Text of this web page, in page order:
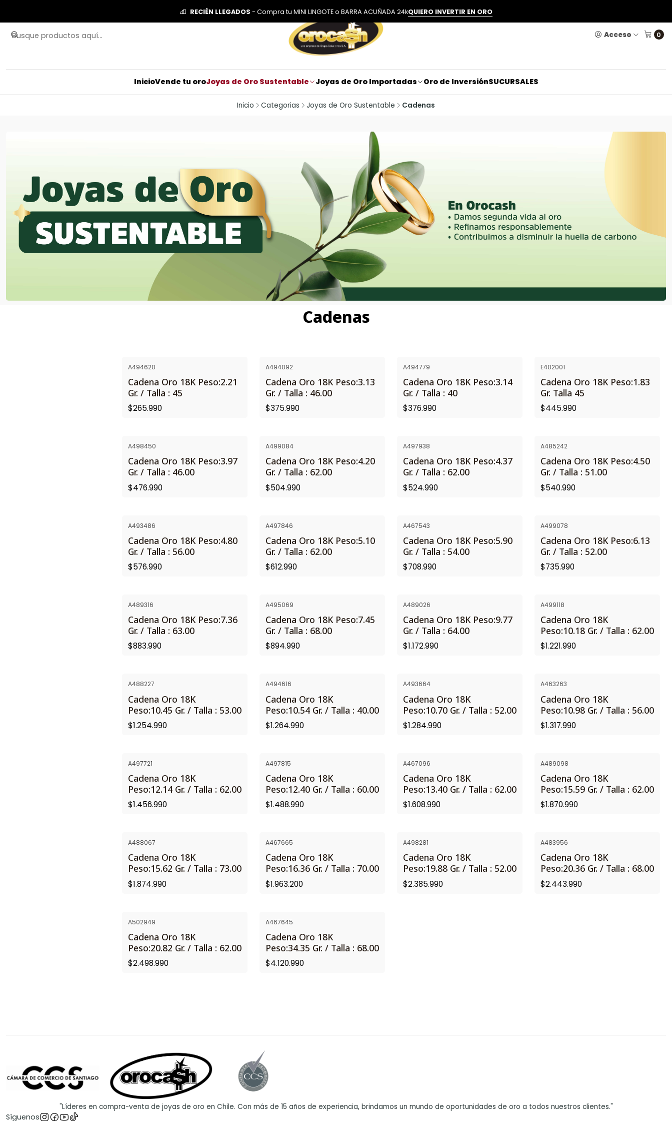
Acceso 0
InicioVende tu oroJoyas de Oro Sustentable Joyas de Oro Importadas Oro de InversiónSUCURSALES
RECIÉN LLEGADOS - Compra tu MINI LINGOTE o BARRA ACUÑADA 24kQUIERO INVERTIR EN ORO
Inicio Categorias Joyas de Oro Sustentable Cadenas
Cadenas
A494620
Cadena Oro 18K Peso:2.21
Gr. / Talla : 45
$265.990
A494092
Cadena Oro 18K Peso:3.13
Gr. / Talla : 46.00
$375.990
A494779
Cadena Oro 18K Peso:3.14
Gr. / Talla : 40
$376.990
E402001
Cadena Oro 18K Peso:1.83
Gr. Talla 45
$445.990
A498450
Cadena Oro 18K Peso:3.97
Gr. / Talla : 46.00
$476.990
A499084
Cadena Oro 18K Peso:4.20
Gr. / Talla : 62.00
$504.990
A497938
Cadena Oro 18K Peso:4.37
Gr. / Talla : 62.00
$524.990
A485242
Cadena Oro 18K Peso:4.50
Gr. / Talla : 51.00
$540.990
A493486
Cadena Oro 18K Peso:4.80
Gr. / Talla : 56.00
$576.990
A497846
Cadena Oro 18K Peso:5.10
Gr. / Talla : 62.00
$612.990
A467543
Cadena Oro 18K Peso:5.90
Gr. / Talla : 54.00
$708.990
A499078
Cadena Oro 18K Peso:6.13
Gr. / Talla : 52.00
$735.990
A489316
Cadena Oro 18K Peso:7.36
Gr. / Talla : 63.00
$883.990
A495069
Cadena Oro 18K Peso:7.45
Gr. / Talla : 68.00
$894.990
A489026
Cadena Oro 18K Peso:9.77
Gr. / Talla : 64.00
$1.172.990
A499118
Cadena Oro 18K
Peso:10.18 Gr. / Talla : 62.00
$1.221.990
A488227
Cadena Oro 18K
Peso:10.45 Gr. / Talla : 53.00
$1.254.990
A494616
Cadena Oro 18K
Peso:10.54 Gr. / Talla : 40.00
$1.264.990
A493664
Cadena Oro 18K
Peso:10.70 Gr. / Talla : 52.00
$1.284.990
A463263
Cadena Oro 18K
Peso:10.98 Gr. / Talla : 56.00
$1.317.990
A497721
Cadena Oro 18K
Peso:12.14 Gr. / Talla : 62.00
$1.456.990
A497815
Cadena Oro 18K
Peso:12.40 Gr. / Talla : 60.00
$1.488.990
A467096
Cadena Oro 18K
Peso:13.40 Gr. / Talla : 62.00
$1.608.990
A489098
Cadena Oro 18K
Peso:15.59 Gr. / Talla : 62.00
$1.870.990
A488067
Cadena Oro 18K
Peso:15.62 Gr. / Talla : 73.00
$1.874.990
A467665
Cadena Oro 18K
Peso:16.36 Gr. / Talla : 70.00
$1.963.200
A498281
Cadena Oro 18K
Peso:19.88 Gr. / Talla : 52.00
$2.385.990
A483956
Cadena Oro 18K
Peso:20.36 Gr. / Talla : 68.00
$2.443.990
A502949
Cadena Oro 18K
Peso:20.82 Gr. / Talla : 62.00
$2.498.990
A467645
Cadena Oro 18K
Peso:34.35 Gr. / Talla : 68.00
$4.120.990
"Líderes en compra-venta de joyas de oro en Chile. Con más de 15 años de experiencia, brindamos un mundo de oportunidades de oro a todos nuestros clientes."
Síguenos